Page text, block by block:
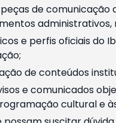
de
administrativos,
e perfis oficiais do
de conteúdos
e comunicados
cultural e